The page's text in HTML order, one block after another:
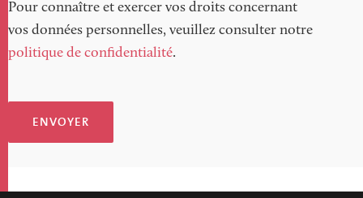
Pour connaître et exercer vos droits concernant
vos données personnelles, veuillez consulter notre
politique de confidentialité.
ENVOYER